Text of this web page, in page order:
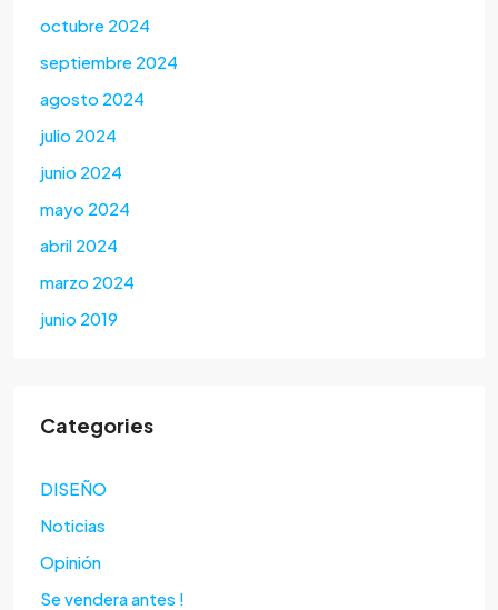
octubre 2024
septiembre 2024
agosto 2024
julio 2024
junio 2024
mayo 2024
abril 2024
marzo 2024
junio 2019
Categories
DISEÑO
Noticias
Opinión
Se vendera antes !